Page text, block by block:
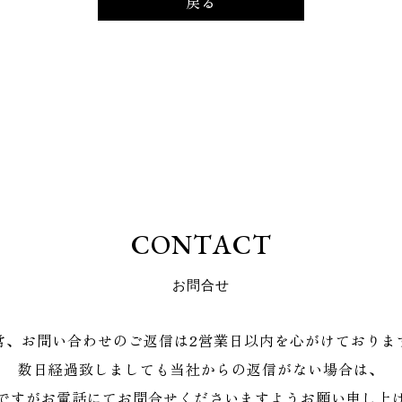
CONTACT
お問合せ
、お問い合わせのご返信は2営業日以内を心がけておりま
数日経過致しましても当社からの返信がない場合は、
すがお電話にてお問合せくださいますようお願い申し上